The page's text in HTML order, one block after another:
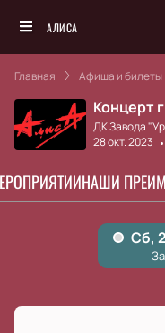
АЛИСА
Главная Афиша и билеты
Концерт
ДК Завода
28 окт. 2023
НАШИ